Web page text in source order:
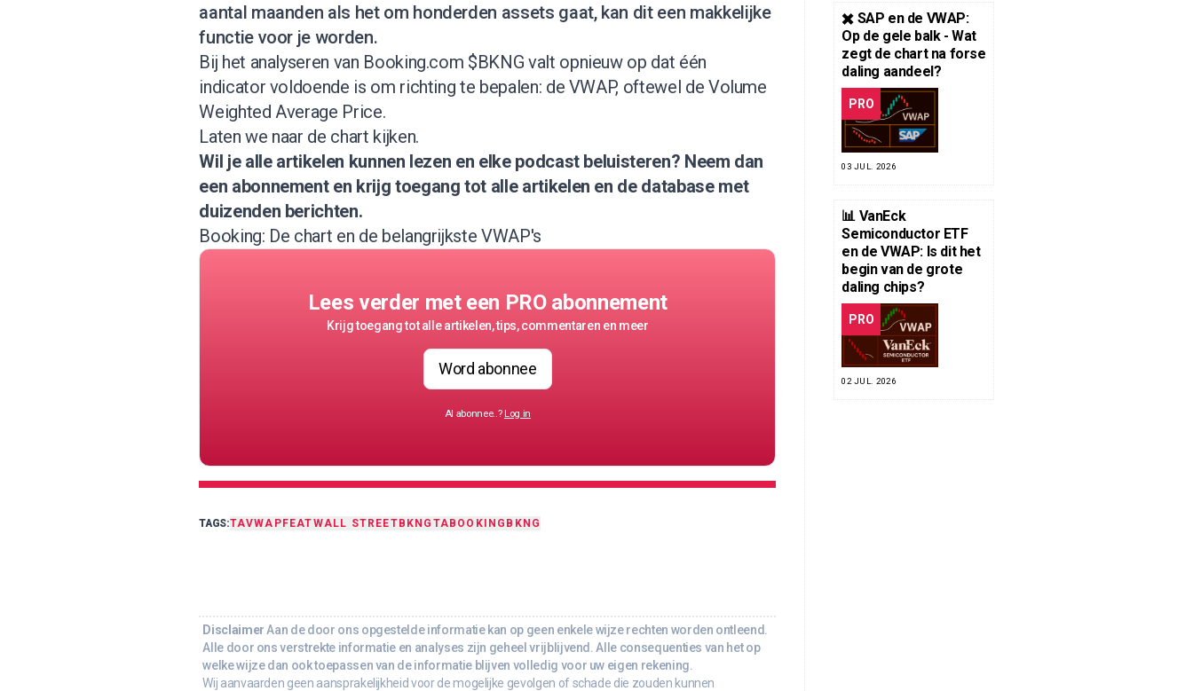
aantal maanden als het om honderden assets gaat, kan dit een makkelijke
functie voor je worden.
Bij het analyseren van Booking.com $BKNG valt opnieuw op dat één
indicator voldoende is om richting te bepalen: de VWAP, oftewel de Volume
Weighted Average Price.
Laten we naar de chart kijken.
Wil je alle artikelen kunnen lezen en elke podcast beluisteren? Neem dan
een abonnementen krijg toegang tot alle artikelen en de database met
duizenden berichten.
Booking: De chart en de belangrijkste VWAP's
Lees verder met een PRO abonnement
Krijg toegang tot alle artikelen, tips, commentaren en meer
Word abonnee
Al abonnee..? Log in
TAGS:TAVWAPFEATWALL STREETBKNGTABOOKING BKNG
Disclaimer Aan de door ons opgestelde informatie kan op geen enkele wijze rechten worden ontleend.
Alle door ons verstrekte informatie en analyses zijn geheel vrijblijvend. Alle consequenties van het op
welke wijze dan ook toepassen van de informatie blijven volledig voor uw eigen rekening.
Wij aanvaarden geen aansprakelijkheid voor de mogelijke gevolgen of schade die zouden kunnen
✖️ SAP en de VWAP:
Op de gele balk - Wat
zegt de chart na forse
daling aandeel?
PRO
03 JUL. 2026
📊 VanEck
Semiconductor ETF
en de VWAP: Is dit het
begin van de grote
daling chips?
PRO
02 JUL. 2026